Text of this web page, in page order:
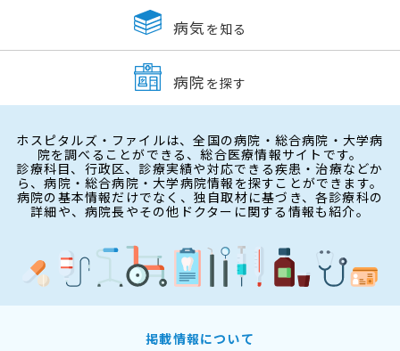
病気 を知る
病院 を探す
ホスピタルズ・ファイルは、全国の病院・総合病院・大学病
院を調べることができる、総合医療情報サイトです。
診療科目、行政区、診療実績や対応できる疾患・治療などか
ら、病院・総合病院・大学病院情報を探すことができます。
病院の基本情報だけでなく、独自取材に基づき、各診療科の
詳細や、病院長やその他ドクターに関する情報も紹介。
掲載情報について